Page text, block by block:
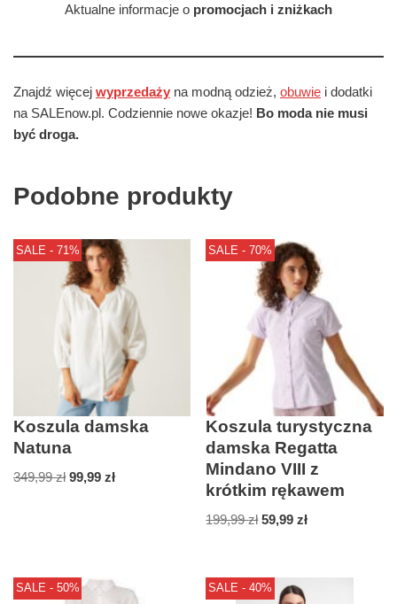
Aktualne informacje o promocjach i zniżkach
Znajdź więcej wyprzedaży na modną odzież, obuwie i dodatki
na SALEnow.pl. Codziennie nowe okazje! Bo moda nie musi
być droga.
Podobne produkty
SALE - 71%
Koszula damska
Natuna
349,99zł 99,99 zł
SALE - 70%
Koszula turystyczna
damska Regatta
Mindano VIII z
krótkim rękawem
199,99zł 59,99zł
SALE - 50% SALE - 40%